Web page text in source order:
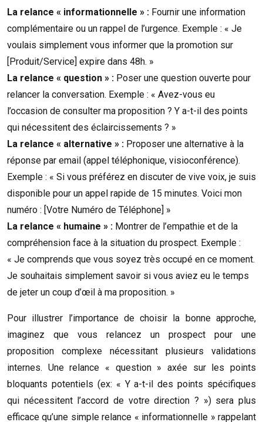
La relance « informationnelle » : Fournir une information
complémentaire ou un rappel de l’urgence. Exemple : « Je
voulais simplement vous informer que la promotion sur
[Produit/Service] expire dans 48h. »
La relance « question » : Poser une question ouverte pour
relancer la conversation. Exemple : « Avez-vous eu
l’occasion de consulter ma proposition ? Y a-t-il des points
qui nécessitent des éclaircissements ? »
La relance « alternative » : Proposer une alternative à la
réponse par email (appel téléphonique, visioconférence).
Exemple : « Si vous préférez en discuter de vive voix, je suis
disponible pour un appel rapide de 15 minutes. Voici mon
numéro : [Votre Numéro de Téléphone] »
La relance « humaine » : Montrer de l’empathie et de la
compréhension face à la situation du prospect. Exemple :
« Je comprends que vous soyez très occupé en ce moment.
Je souhaitais simplement savoir si vous aviez eu le temps
de jeter un coup d’œil à ma proposition. »
Pour illustrer l’importance de choisir la bonne approche,
imaginez que vous relancez un prospect pour une
proposition complexe nécessitant plusieurs validations
internes. Une relance « question » axée sur les points
bloquants potentiels (ex: « Y a-t-il des points spécifiques
qui nécessitent l’accord de votre direction ? ») sera plus
efficace qu’une simple relance « informationnelle » rappelant